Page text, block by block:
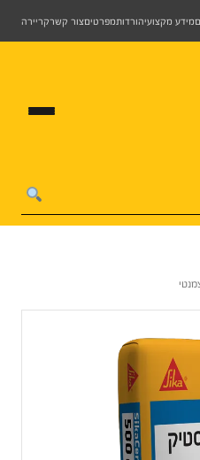
מידע מקצועיהורדותמפרטיםצור קשרקריירה